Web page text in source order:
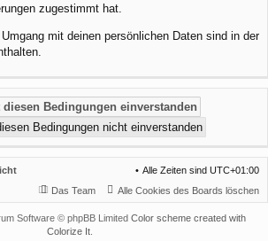
zugestimmt hat.
mit deinen persönlichen Daten sind in der
Alle Zeiten sind UTC+01:00
Alle Cookies des Boards löschen
Das Team
Software © phpBB Limited Color scheme created with
Colorize It